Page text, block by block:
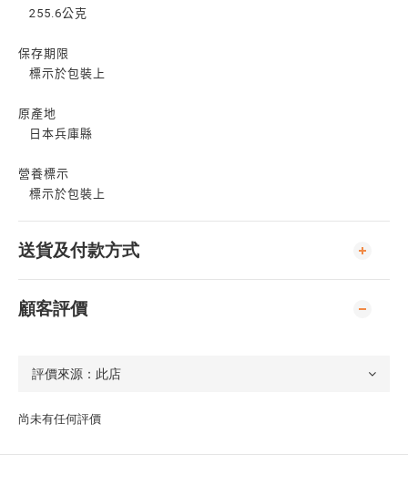
255.6公克
保存期限
標示於包裝上
原產地
日本兵庫縣
營養標示
標示於包裝上
送貨及付款方式
顧客評價
尚未有任何評價